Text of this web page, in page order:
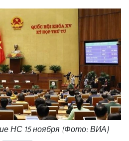
НС 15 ноября (Фото: ВИА)